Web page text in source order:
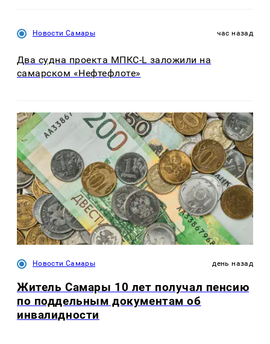
Новости Самары час назад
Два судна проекта МПКС-L заложили на
самарском «Нефтефлоте»
Новости Самары день назад
Житель Самары 10 лет получал пенсию
по поддельным документам об
инвалидности